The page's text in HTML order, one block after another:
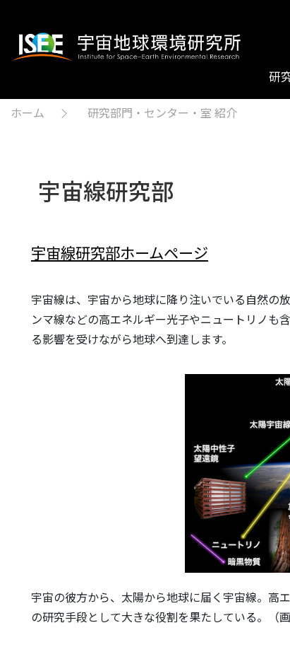
研
ホーム 研究部門・センター・室 紹介
宇宙線研究部
宇宙線研究部ホームページ
宇宙線は、宇宙から地球に降り注いでいる自然の
ンマ線などの高エネルギー光子やニュートリノも
る影響を受けながら地球へ到達します。
宇宙の彼方から、太陽から地球に届く宇宙線。高
の研究手段として大きな役割を果たしている。（